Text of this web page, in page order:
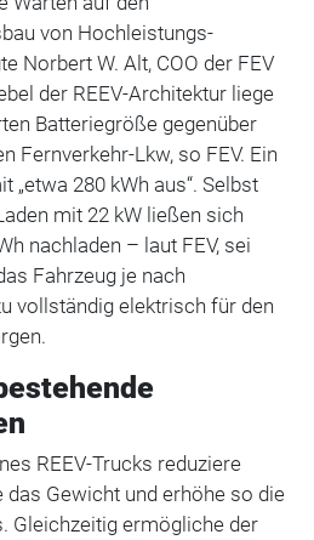
von Hochleistungs-
Norbert W. Alt, COO der FEV
der REEV-Architektur liege
Batteriegröße gegenüber
Fernverkehr-Lkw, so FEV. Ein
„etwa 280 kWh aus“. Selbst
mit 22 kW ließen sich
nachladen – laut FEV, sei
Fahrzeug je nach
vollständig elektrisch für den
REEV-Trucks reduziere
Gewicht und erhöhe so die
Gleichzeitig ermögliche der